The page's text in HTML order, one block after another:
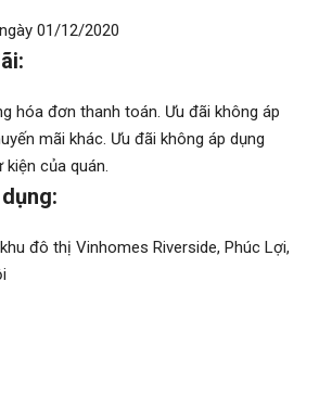
01/12/2020
hóa đơn thanh toán. Ưu đãi không áp
mãi khác. Ưu đãi không áp dụng
của quán.
đô thị Vinhomes Riverside, Phúc Lợi,